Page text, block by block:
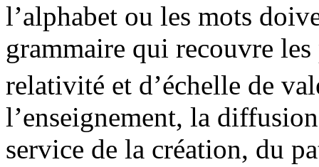
l’alphabet ou les mots
grammaire qui recouvre
relativité et d’échelle de
l’enseignement, la
service de la création, du